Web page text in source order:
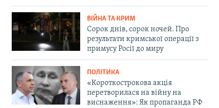
ВІЙНА ТА КРИМ
Сорок днів, сорок ночей. Про
результати кримської операції з
примусу Росії до миру
ПОЛІТИКА
«Короткострокова акція
перетворилася на війну на
виснаження»: Як пропаганда РФ